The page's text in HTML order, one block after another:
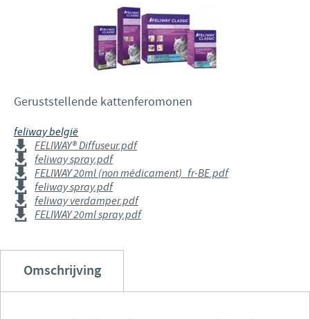
Onderzoek en ontwikkeling
Programma ontwikkelingshulp
Zakelijke en wetenschappelijke partnerschappen
Internationaal nieuws
Benelux Nieuws
International position
CONTACT
Geruststellende kattenferomonen
feliway belgië
FELIWAY® Diffuseur.pdf
feliway spray.pdf
FELIWAY 20ml (non médicament)_fr-BE.pdf
feliway spray.pdf
feliway verdamper.pdf
FELIWAY 20ml spray.pdf
Omschrijving